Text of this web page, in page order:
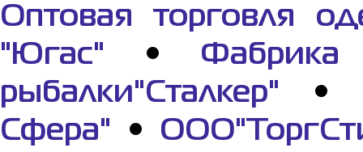
Оптовая торговля
"Югас" •
рыбалки"Сталкер" •
Сфера" •